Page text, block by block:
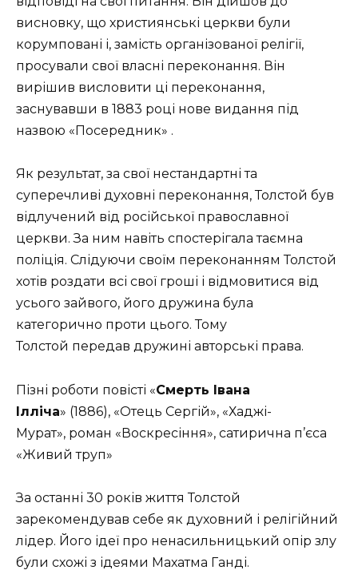
висновку, що християнські церкви були
корумповані і, замість організованої релігії,
просували свої власні переконання. Він
вирішив висловити ці переконання,
заснувавши в 1883 році нове видання під
назвою «Посередник» .
Як результат, за свої нестандартні та
суперечливі духовні переконання, Толстой був
відлучений від російської православної
церкви. За ним навіть спостерігала таємна
поліція. Слідуючи своїм переконанням Толстой
хотів роздати всі свої гроші і відмовитися від
усього зайвого, його дружина була
категорично проти цього. Тому
Толстой передав дружині авторські права.
Пізні роботи повісті «Смерть Івана
Ілліча» (1886), «Отець Сергій», «Хаджі-
Мурат», роман «Воскресіння», сатирична п’єса
«Живий труп»
За останні 30 років життя Толстой
зарекомендував себе як духовний і релігійний
лідер. Його ідеї про ненасильницький опір злу
були схожі з ідеями Махатма Ганді.